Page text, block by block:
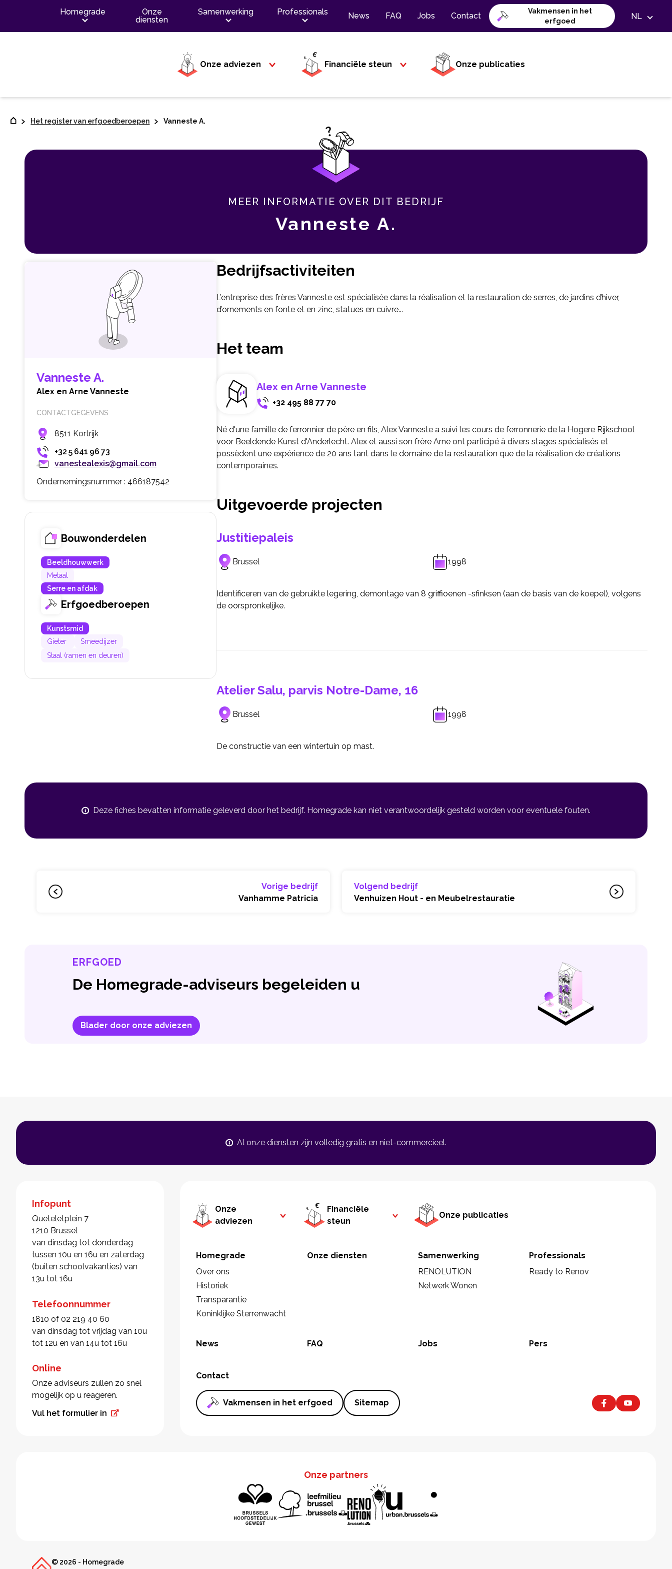
Homegrade
Onze
diensten
Samenwerking Professionals News FAQ Jobs Contact
Vakmensen in het
erfgoed
NL
Onze adviezen Financiële steun Onze publicaties
Het register van erfgoedberoepen Vanneste A.
MEER INFORMATIE OVER DIT BEDRIJF
Vanneste A.
Vanneste A.
Alex en Arne Vanneste
CONTACTGEGEVENS
8511 Kortrijk
+32 5 641 96 73
vanestealexis@gmail.com
Ondernemingsnummer : 466187542
Bouwonderdelen
Beeldhouwwerk
Metaal
Serre en afdak
Erfgoedberoepen
Kunstsmid
Gieter
Smeedijzer
Staal (ramen en deuren)
Bedrijfsactiviteiten
L’entreprise des frères Vanneste est spécialisée dans la réalisation et la restauration de serres, de jardins d’hiver,
d’ornements en fonte et en zinc, statues en cuivre...
Het team
Alex en Arne Vanneste
+32 495 88 77 70
Né d'une famille de ferronnier de père en fils, Alex Vanneste a suivi les cours de ferronnerie de la Hogere Rijkschool
voor Beeldende Kunst d'Anderlecht. Alex et aussi son frère Arne ont participé à divers stages spécialisés et
possèdent une expérience de 20 ans tant dans le domaine de la restauration que de la réalisation de créations
contemporaines.
Uitgevoerde projecten
Justitiepaleis
Brussel 1998
Identificeren van de gebruikte legering, demontage van 8 griffioenen -sfinksen (aan de basis van de koepel), volgens
de oorspronkelijke.
Atelier Salu, parvis Notre-Dame, 16
Brussel 1998
De constructie van een wintertuin op mast.
Deze fiches bevatten informatie geleverd door het bedrijf. Homegrade kan niet verantwoordelijk gesteld worden voor eventuele fouten.
Vorige bedrijf
Vanhamme Patricia
Volgend bedrijf
Venhuizen Hout - en Meubelrestauratie
ERFGOED
De Homegrade-adviseurs begeleiden u
Blader door onze adviezen
Al onze diensten zijn volledig gratis en niet-commercieel.
Infopunt
Queteletplein 7
1210 Brussel
van dinsdag tot donderdag
tussen 10u en 16u en zaterdag
(buiten schoolvakanties) van
13u tot 16u
Telefoonnummer
1810 of 02 219 40 60
van dinsdag tot vrijdag van 10u
tot 12u en van 14u tot 16u
Online
Onze adviseurs zullen zo snel
mogelijk op u reageren.
Vul het formulier in
Onze
adviezen
Financiële
steun
Onze publicaties
Homegrade
Over ons
Historiek
Transparantie
Koninklijke Sterrenwacht
Onze diensten
Samenwerking
RENOLUTION
Netwerk Wonen
Professionals
Ready to Renov
News FAQ Jobs Pers
Contact
Vakmensen in het erfgoed Sitemap
Onze partners
© 2026 - Homegrade